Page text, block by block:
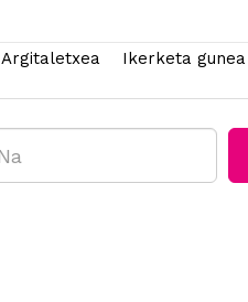
Argitaletxea Ikerketa gunea